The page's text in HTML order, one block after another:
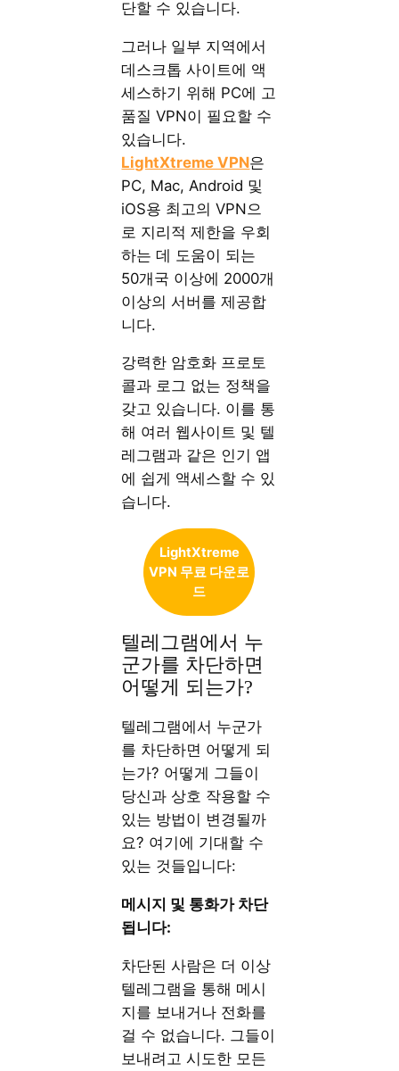
단할 수 있습니다.
그러나 일부 지역에서
데스크톱 사이트에 액
세스하기 위해 PC에 고
품질 VPN이 필요할 수
있습니다.
LightXtreme VPN은
PC, Mac, Android 및
iOS용 최고의 VPN으
로 지리적 제한을 우회
하는 데 도움이 되는
50개국 이상에 2000개
이상의 서버를 제공합
니다.
강력한 암호화 프로토
콜과 로그 없는 정책을
갖고 있습니다. 이를 통
해 여러 웹사이트 및 텔
레그램과 같은 인기 앱
에 쉽게 액세스할 수 있
습니다.
LightXtreme
VPN 무료 다운로
드
텔레그램에서 누
군가를 차단하면
어떻게 되는가?
텔레그램에서 누군가
를 차단하면 어떻게 되
는가? 어떻게 그들이
당신과 상호 작용할 수
있는 방법이 변경될까
요? 여기에 기대할 수
있는 것들입니다:
메시지 및 통화가 차단
됩니다:
차단된 사람은 더 이상
텔레그램을 통해 메시
지를 보내거나 전화를
걸 수 없습니다. 그들이
보내려고 시도한 모든